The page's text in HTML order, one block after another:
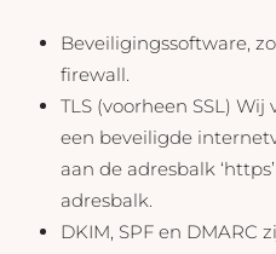
Beveiligingssoftware,
firewall.
TLS (voorheen SSL)
een beveiligde
aan de adresbalk
adresbalk.
DKIM, SPF en